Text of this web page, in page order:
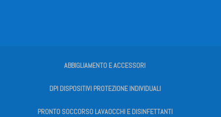
ABBIGLIAMENTO E ACCESSORI
DPI DISPOSITIVI PROTEZIONE INDIVIDUALI
PRONTO SOCCORSO LAVAOCCHI E DISINFETTANTI